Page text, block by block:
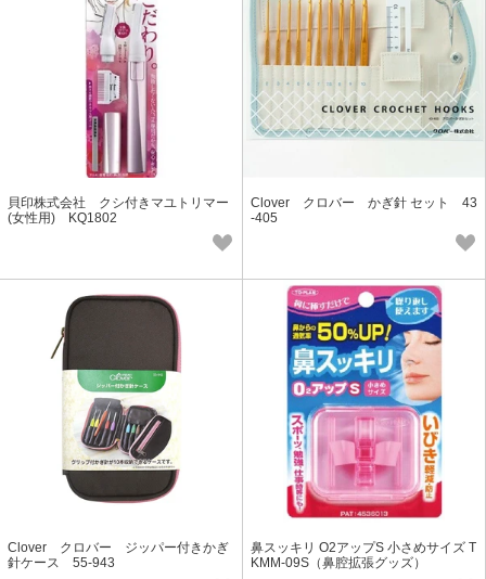
貝印株式会社 クシ付きマユトリマー
(女性用) KQ1802
Clover クロバー かぎ針 セット 43
-405
Clover クロバー ジッパー付きかぎ
針ケース 55-943
鼻スッキリ O2アップS 小さめサイズ T
KMM-09S（鼻腔拡張グッズ）